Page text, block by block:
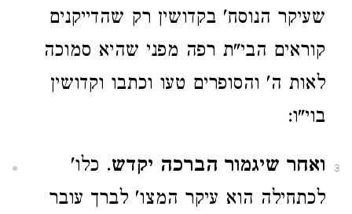
שעיקר הנוסח' בקדושין רק שהדייקנים
קוראים הבי"ת רפה מפני שהיא סמוכה
לאות ה' והסופרים טעו וכתבו וקדושין
בוי"ו:
3 ואחר שיגמור הברכה יקדש. כלו'
לכתחילה הוא עיקר המצו' לברך עובר